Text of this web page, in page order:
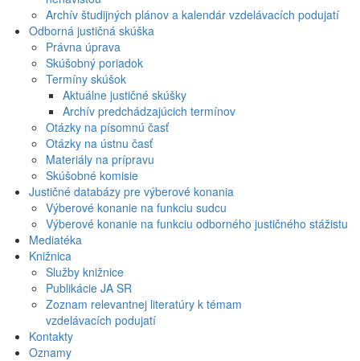
Archív študijných plánov a kalendár vzdelávacích podujatí
Odborná justičná skúška
Právna úprava
Skúšobný poriadok
Termíny skúšok
Aktuálne justičné skúšky
Archív predchádzajúcich termínov
Otázky na písomnú časť
Otázky na ústnu časť
Materiály na prípravu
Skúšobné komisie
Justičné databázy pre výberové konania
Výberové konanie na funkciu sudcu
Výberové konanie na funkciu odborného justičného stážistu
Mediatéka
Knižnica
Služby knižnice
Publikácie JA SR
Zoznam relevantnej literatúry k témam
vzdelávacích podujatí
Kontakty
Oznamy